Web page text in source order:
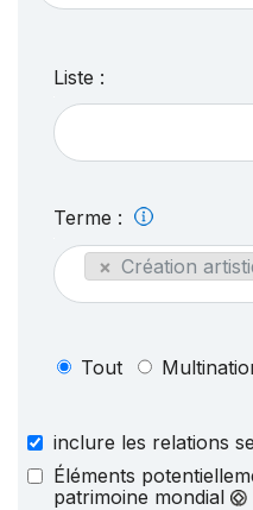
Liste :
Terme :
× Création
Tout
inclure les relations
Éléments
patrimoine mondial